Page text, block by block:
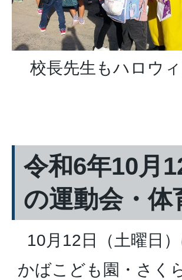
校長先生もハロウ
令和6年10月
の運動会・体
10月12日（土曜日
かばこども園・さく